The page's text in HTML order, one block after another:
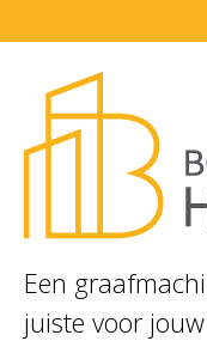
Een
juiste voor